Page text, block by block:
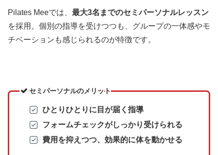
Pilates Meeでは、 最大3名までのセミパーソナルレッスン
を採用。個別の指導を受けつつも、グループの一体感やモ
チベーションも感じられるのが特徴です。
セミパーソナルのメリット
ひとりひとりに目が届く指導
フォームチェックがしっかり受けられる
費用を抑えつつ、効果的に体を動かせる